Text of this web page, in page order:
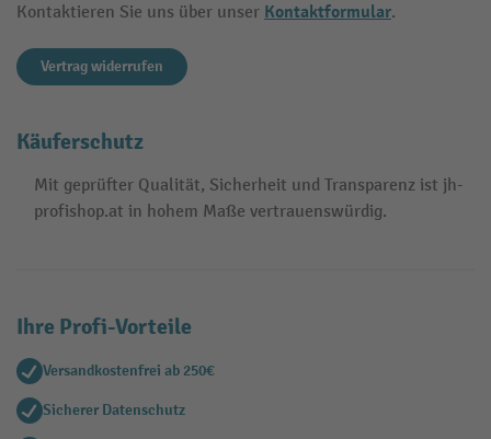
Kontaktieren Sie uns über unser Kontaktformular.
Vertrag widerrufen
Käuferschutz
Mit geprüfter Qualität, Sicherheit und Transparenz ist jh-
profishop.at in hohem Maße vertrauenswürdig.
Ihre Profi-Vorteile
Versandkostenfrei ab 250€
Sicherer Datenschutz